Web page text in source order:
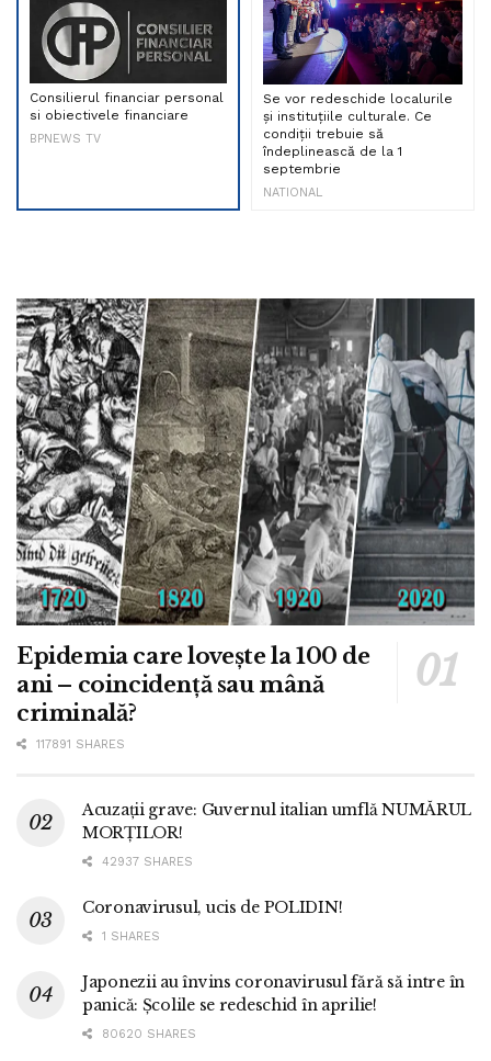
Consilierul financiar personal
si obiectivele financiare
BPNEWS TV
Se vor redeschide localurile
și instituțiile culturale. Ce
condiții trebuie să
îndeplinească de la 1
septembrie
NATIONAL
Epidemia care lovește la 100 de
ani – coincidență sau mână
criminală?
117891 SHARES
Acuzații grave: Guvernul italian umflă NUMĂRUL
MORȚILOR!
42937 SHARES
Coronavirusul, ucis de POLIDIN!
1 SHARES
Japonezii au învins coronavirusul fără să intre în
panică: Școlile se redeschid în aprilie!
80620 SHARES